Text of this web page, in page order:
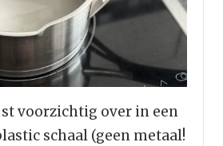
voorzichtig over in een
schaal (geen metaal!